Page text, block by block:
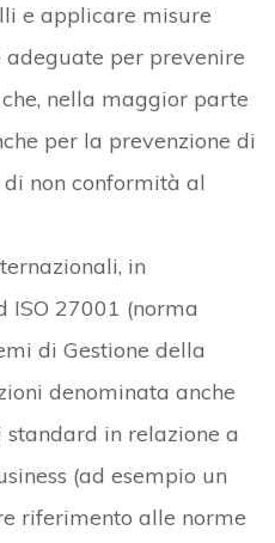
e applicare misure
per prevenire
nella maggior parte
per la prevenzione di
non conformità al
in
27001 (norma
di Gestione della
denominata anche
standard in relazione a
(ad esempio un
riferimento alle norme